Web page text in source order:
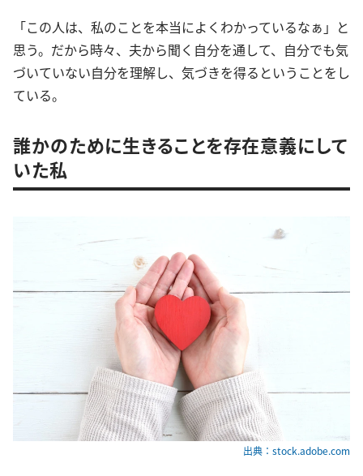
「この人は、私のことを本当によくわかっているなぁ」と
思う。だから時々、夫から聞く自分を通して、自分でも気
づいていない自分を理解し、気づきを得るということをし
ている。
誰かのために生きることを存在意義にして
いた私
出典：stock.adobe.com